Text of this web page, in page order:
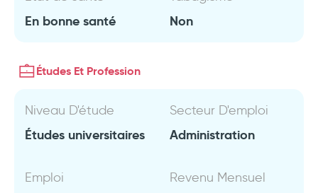
En bonne santé Non
Études Et Profession
Niveau D'étude
Études universitaires
Secteur D'emploi
Administration
Emploi Revenu Mensuel